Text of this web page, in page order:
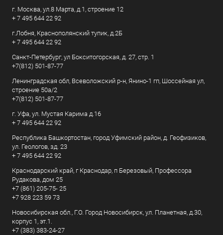
г. Москва, ул.8 Марта, д.1, строение 12
+ 7 495 644 22 92
г.Лобня, Краснополянский тупик, д.2Б
+ 7 495 644 22 92
Санкт-Петербург, ул Бокситогорская, д. 27, стр. 1
+7(812) 501-87-77
Ленинградская обл, Всеволожский р-н, Янино-1 гп, Шоссейная ул,
строение 50а/2
+7(812) 501-87-77
г. Уфа, ул. Мустая Карима д.16
+ 7 495 644 22 92
Республика Башкортостан, город Уфимский район, д. Геофизиков,
ул. Геологов, зд. 23
+ 7 495 644 22 92
Краснодарский край, г Краснодар, п Березовый, Профессора
Рудакова, дом 25
+7 (861) 205-75- 25
+7 928 223 59 73
Новосибирская обл., Г.О. Город Новосибирск, ул. Планетная, д.30,
корпус 1, эт.1.
+7 (383) 383-24-27